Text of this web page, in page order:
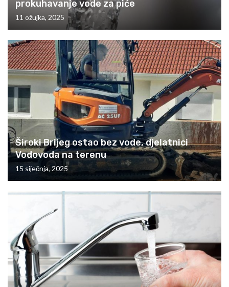
prokuhavanje vode za piće
11 ožujka, 2025
Široki Brijeg ostao bez vode, djelatnici
Vodovoda na terenu
15 siječnja, 2025